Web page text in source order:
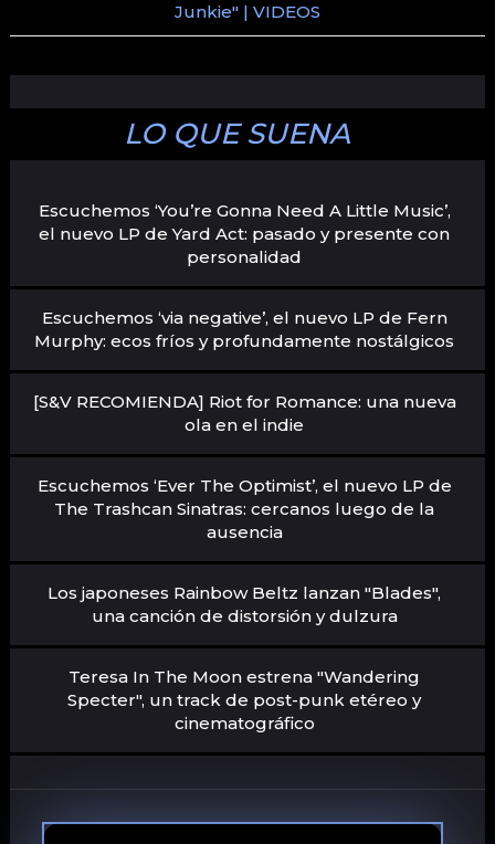
Junkie" | VIDEOS
LO QUE SUENA
Escuchemos ‘You’re Gonna Need A Little Music’,
el nuevo LP de Yard Act: pasado y presente con
personalidad
Escuchemos ‘via negative’, el nuevo LP de Fern
Murphy: ecos fríos y profundamente nostálgicos
[S&V RECOMIENDA] Riot for Romance: una nueva
ola en el indie
Escuchemos ‘Ever The Optimist’, el nuevo LP de
The Trashcan Sinatras: cercanos luego de la
ausencia
Los japoneses Rainbow Beltz lanzan "Blades",
una canción de distorsión y dulzura
Teresa In The Moon estrena "Wandering
Specter", un track de post-punk etéreo y
cinematográfico